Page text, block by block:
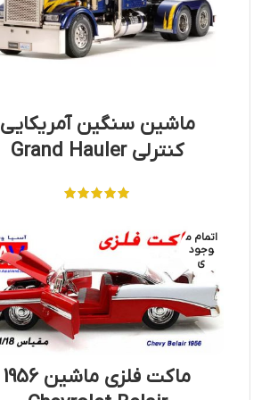
ماشین سنگین آمریکایی
کنترلی Grand Hauler
اتمام م
وجود
ی
ماکت فلزی ماشین 1956